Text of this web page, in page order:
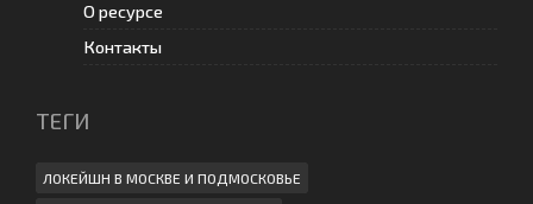
О ресурсе
Контакты
ТЕГИ
ЛОКЕЙШН В МОСКВЕ И ПОДМОСКОВЬЕ